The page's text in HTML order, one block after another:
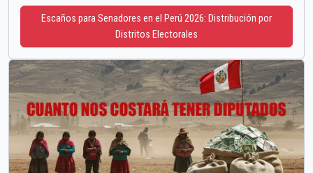
Escaños para Senadores en el Perú 2026: Distribución por
Distritos Electorales